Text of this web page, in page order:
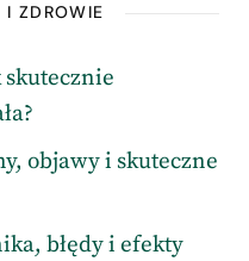
I ZDROWIE
objawy i skuteczne
błędy i efekty